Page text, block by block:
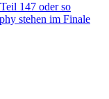
147 oder so
stehen im Finale